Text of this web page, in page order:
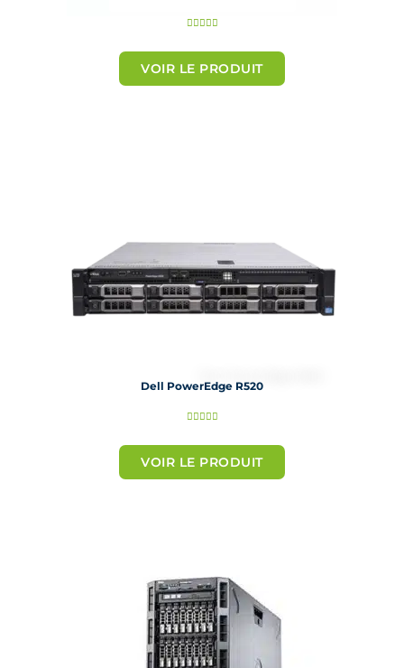
N
t
é
VOIR LE PRODUIT
Dell PowerEdge R520
N
t
é
5
VOIR LE PRODUIT